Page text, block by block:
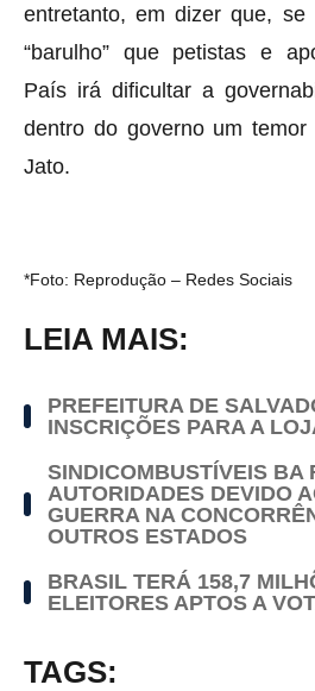
entretanto, em dizer que,
“barulho” que petistas e
País irá dificultar a
dentro do governo um
Jato.
*Foto: Reprodução – Redes Sociais
LEIA MAIS:
PREFEITURA DE
INSCRIÇÕES PARA A
SINDICOMBUSTÍVEIS BA
AUTORIDADES DEVIDO
GUERRA NA
OUTROS ESTADOS
BRASIL TERÁ 158,7
ELEITORES APTOS A
TAGS: